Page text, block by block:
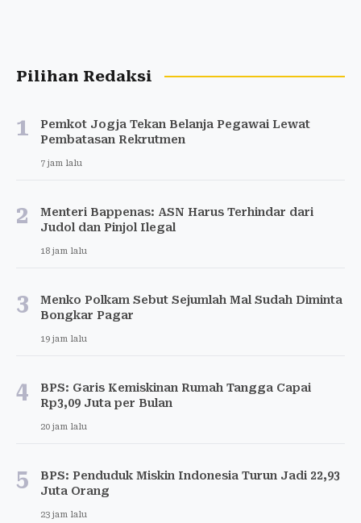
Pilihan Redaksi
1
Pemkot Jogja Tekan Belanja Pegawai Lewat
Pembatasan Rekrutmen
7 jam lalu
2
Menteri Bappenas: ASN Harus Terhindar dari
Judol dan Pinjol Ilegal
18 jam lalu
3
Menko Polkam Sebut Sejumlah Mal Sudah Diminta
Bongkar Pagar
19 jam lalu
4
BPS: Garis Kemiskinan Rumah Tangga Capai
Rp3,09 Juta per Bulan
20 jam lalu
5
BPS: Penduduk Miskin Indonesia Turun Jadi 22,93
Juta Orang
23 jam lalu